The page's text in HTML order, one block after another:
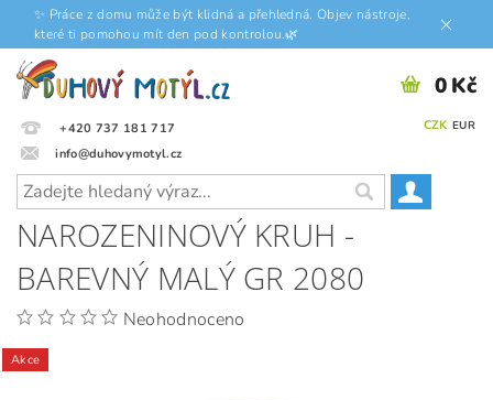
✨ Práce z domu může být klidná a přehledná. Objev nástroje,
které ti pomohou mít den pod kontrolou.🌿
+420 737 181 717
info@duhovymotyl.cz
CZK EUR
0 Kč
NAROZENINOVÝ KRUH -
BAREVNÝ MALÝ GR 2080
Neohodnoceno
Akce